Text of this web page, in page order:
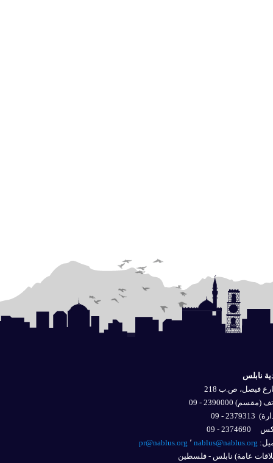
نابلس
فيصل، ص.ب 218
(مقسم) 2390000 - 09
2379313 - 09
- 09
nablus@nablus.org٬
pr@nablus.org
عامة) نابلس - فلسطين